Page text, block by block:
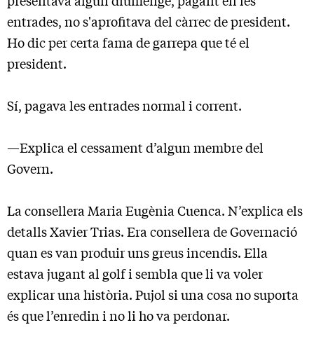
entrades, no s'aprofitava del càrrec de president.
Ho dic per certa fama de garrepa que té el
president.
Sí, pagava les entrades normal i corrent.
—Explica el cessament d’algun membre del
Govern.
La consellera Maria Eugènia Cuenca. N’explica els
detalls Xavier Trias. Era consellera de Governació
quan es van produir uns greus incendis. Ella
estava jugant al golf i sembla que li va voler
explicar una història. Pujol si una cosa no suporta
és que l’enredin i no li ho va perdonar.